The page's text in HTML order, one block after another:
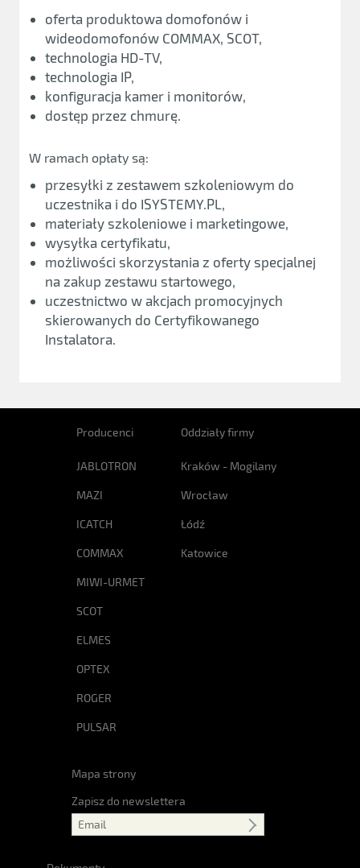
oferta produktowa domofonów i
wideodomofonów COMMAX, SCOT,
technologia HD-TV,
technologia IP,
konfiguracja kamer i monitorów,
dostęp przez chmurę.
W ramach opłaty są:
przesyłki z zestawem szkoleniowym do
uczestnika i do ISYSTEMY.PL,
materiały szkoleniowe i marketingowe,
wysyłka certyfikatu,
możliwości skorzystania z oferty specjalnej
na zakup zestawu startowego,
uczestnictwo w akcjach promocyjnych
skierowanych do Certyfikowanego
Instalatora.
Producenci
JABLOTRON
MAZI
ICATCH
COMMAX
MIWI-URMET
SCOT
ELMES
OPTEX
ROGER
PULSAR
Oddziały firmy
Kraków - Mogilany
Wrocław
Łódź
Katowice
Mapa strony
Zapisz do newslettera